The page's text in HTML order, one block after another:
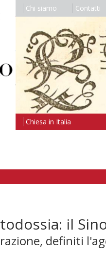
Chi siamo Contatti
Chiesa in Italia
il
definiti